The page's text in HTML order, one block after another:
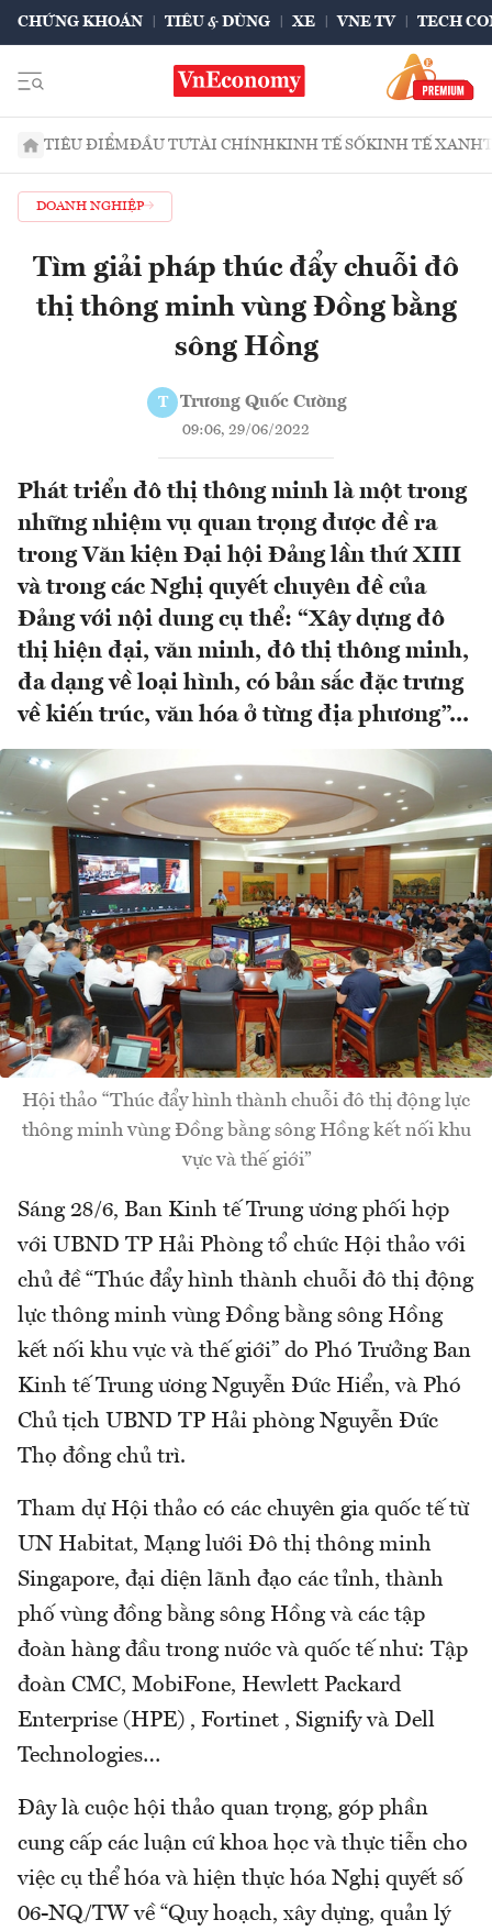
CHỨNG KHOÁN TIÊU & DÙNG XE VNE TV TECH
TIÊU ĐIỂMĐẦU TƯTÀI CHÍNHKINH TẾ SỐKINH TẾ XANH
DOANH NGHIỆP
Tìm giải pháp thúc đẩy chuỗi đô
thị thông minh vùng Đồng bằng
sông Hồng
T Trương Quốc Cường
09:06, 29/06/2022
Phát triển đô thị thông minh là một trong
những nhiệm vụ quan trọng được đề ra
trong Văn kiện Đại hội Đảng lần thứ XIII
và trong các Nghị quyết chuyên đề của
Đảng với nội dung cụ thể: “Xây dựng đô
thị hiện đại, văn minh, đô thị thông minh,
đa dạng về loại hình, có bản sắc đặc trưng
về kiến trúc, văn hóa ở từng địa phương”...
Hội thảo “Thúc đẩy hình thành chuỗi đô thị động lực
thông minh vùng Đồng bằng sông Hồng kết nối khu
vực và thế giới”
Sáng 28/6, Ban Kinh tế Trung ương phối hợp
với UBND TP Hải Phòng tổ chức Hội thảo với
chủ đề “Thúc đẩy hình thành chuỗi đô thị động
lực thông minh vùng Đồng bằng sông Hồng
kết nối khu vực và thế giới” do Phó Trưởng Ban
Kinh tế Trung ương Nguyễn Đức Hiển, và Phó
Chủ tịch UBND TP Hải phòng Nguyễn Đức
Thọ đồng chủ trì.
Tham dự Hội thảo có các chuyên gia quốc tế từ
UN Habitat, Mạng lưới Đô thị thông minh
Singapore, đại diện lãnh đạo các tỉnh, thành
phố vùng đồng bằng sông Hồng và các tập
đoàn hàng đầu trong nước và quốc tế như: Tập
đoàn CMC, MobiFone, Hewlett Packard
Enterprise (HPE) , Fortinet , Signify và Dell
Technologies…
Đây là cuộc hội thảo quan trọng, góp phần
cung cấp các luận cứ khoa học và thực tiễn cho
việc cụ thể hóa và hiện thực hóa Nghị quyết số
06-NQ/TW về “Quy hoạch, xây dựng, quản lý